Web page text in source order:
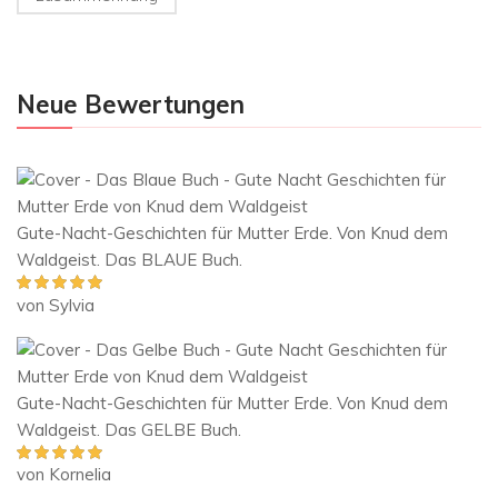
Neue Bewertungen
Gute-Nacht-Geschichten für Mutter Erde. Von Knud dem
Waldgeist. Das BLAUE Buch.
Bewertet mit
von Sylvia
Gute-Nacht-Geschichten für Mutter Erde. Von Knud dem
Waldgeist. Das GELBE Buch.
Bewertet mit
von Kornelia